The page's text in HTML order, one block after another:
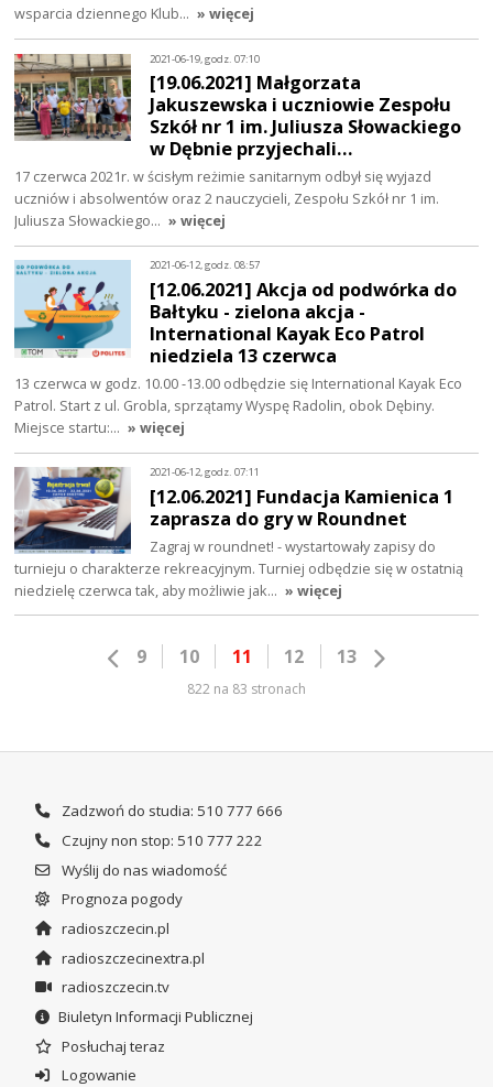
wsparcia dziennego Klub… » więcej
2021-06-19, godz. 07:10
[19.06.2021] Małgorzata
Jakuszewska i uczniowie Zespołu
Szkół nr 1 im. Juliusza Słowackiego
w Dębnie przyjechali…
17 czerwca 2021r. w ścisłym reżimie sanitarnym odbył się wyjazd
uczniów i absolwentów oraz 2 nauczycieli, Zespołu Szkół nr 1 im.
Juliusza Słowackiego… » więcej
2021-06-12, godz. 08:57
[12.06.2021] Akcja od podwórka do
Bałtyku - zielona akcja -
International Kayak Eco Patrol
niedziela 13 czerwca
13 czerwca w godz. 10.00 -13.00 odbędzie się International Kayak Eco
Patrol. Start z ul. Grobla, sprzątamy Wyspę Radolin, obok Dębiny.
Miejsce startu:… » więcej
2021-06-12, godz. 07:11
[12.06.2021] Fundacja Kamienica 1
zaprasza do gry w Roundnet
Zagraj w roundnet! - wystartowały zapisy do
turnieju o charakterze rekreacyjnym. Turniej odbędzie się w ostatnią
niedzielę czerwca tak, aby możliwie jak… » więcej
9 10 11 12 13
822 na 83 stronach
Zadzwoń do studia: 510 777 666
Czujny non stop: 510 777 222
Wyślij do nas wiadomość
Prognoza pogody
radioszczecin.pl
radioszczecinextra.pl
radioszczecin.tv
Biuletyn Informacji Publicznej
Posłuchaj teraz
Logowanie